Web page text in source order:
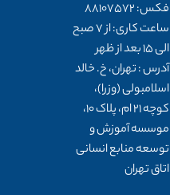
فکس: 88107572
ساعت کاری: از 7 صبح
الی 15 بعد از ظهر
آدرس : تهران، خ. خالد
اسلامبولی (وزرا)،
کوچه 21 ام، پلاک 10،
موسسه آموزش و
توسعه منابع انسانی
اتاق تهران